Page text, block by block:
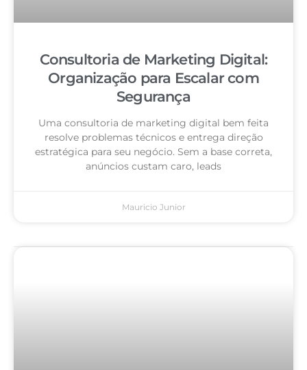
Consultoria de Marketing Digital:
Organização para Escalar com
Segurança
Uma consultoria de marketing digital bem feita
resolve problemas técnicos e entrega direção
estratégica para seu negócio. Sem a base correta,
anúncios custam caro, leads
Mauricio Junior